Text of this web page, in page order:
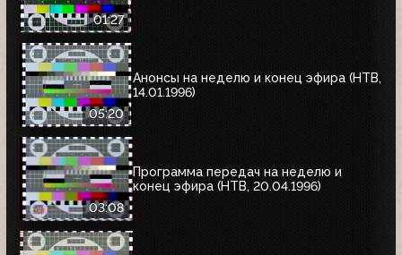
01:27
05:20
Анонсы на неделю и конец эфира (НТВ,
14.01.1996)
03:08
Программа передач на неделю и
конец эфира (НТВ, 20.04.1996)